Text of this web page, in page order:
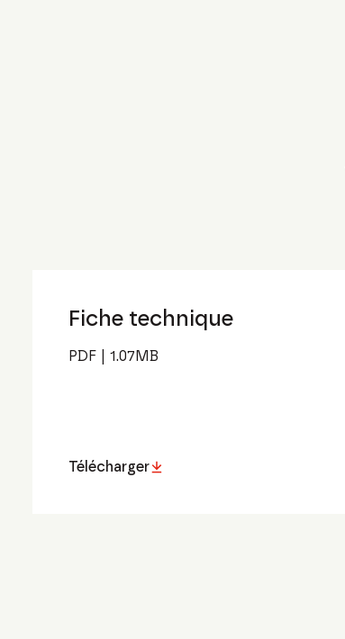
Fiche technique
PDF 1.07MB
Télécharger